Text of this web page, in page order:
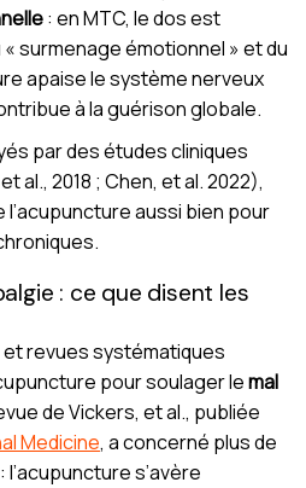
: en MTC, le dos est
surmenage émotionnel » et du
apaise le système nerveux
à la guérison globale.
par des études cliniques
al., 2018 ; Chen, et al. 2022),
l’acupuncture aussi bien pour
: ce que disent les
revues systématiques
pour soulager lemal
de Vickers, et al., publiée
Medicine, a concerné plus de
s’avère